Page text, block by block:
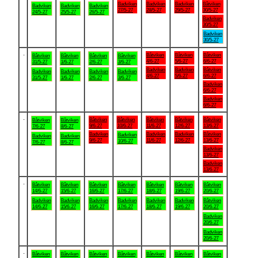
Badviken
24/5-27
Badviken
25/5-27
Badviken
26/5-27
Badviken
27/5-27
Badviken
28/5-27
Badviken
29/5-27
Båtviken
30/5-27
Badviken
30/5-27
Badviken
30/5-27
Båtviken
31/5-27
Badviken
31/5-27
Båtviken
1/6-27
Badviken
1/6-27
Båtviken
2/6-27
Badviken
2/6-27
Båtviken
3/6-27
Badviken
3/6-27
Båtviken
4/6-27
Badviken
4/6-27
Båtviken
5/6-27
Badviken
5/6-27
Båtviken
6/6-27
Båtviken
6/6-27
Badviken
6/6-27
Badviken
6/6-27
Båtviken
7/6-27
Badviken
7/6-27
Båtviken
8/6-27
Badviken
8/6-27
Båtviken
9/6-27
Badviken
9/6-27
Båtviken
10/6-27
Badviken
10/6-27
Båtviken
11/6-27
Badviken
11/6-27
Båtviken
12/6-27
Badviken
12/6-27
Båtviken
13/6-27
Båtviken
13/6-27
Badviken
13/6-27
Badviken
13/6-27
Båtviken
14/6-27
Badviken
14/6-27
Båtviken
15/6-27
Badviken
15/6-27
Båtviken
16/6-27
Badviken
16/6-27
Båtviken
17/6-27
Badviken
17/6-27
Båtviken
18/6-27
Badviken
18/6-27
Båtviken
19/6-27
Badviken
19/6-27
Båtviken
20/6-27
Båtviken
20/6-27
Badviken
20/6-27
Badviken
20/6-27
Båtviken
Båtviken
Båtviken
Båtviken
Båtviken
Båtviken
Båtviken